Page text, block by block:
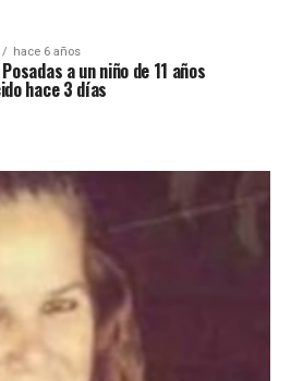
hace 6 años
a un niño de 11 años
hace 3 días